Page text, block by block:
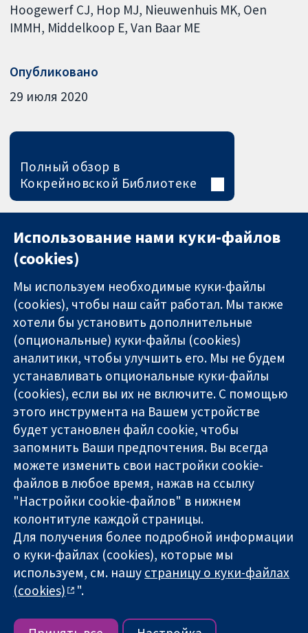
Hoogewerf CJ Hop MJ Nieuwenhuis MK Oen
IMMH Middelkoop E Van Baar ME
Опубликовано
29 июля 2020
Полный обзор в
Кокрейновской Библиотеке
Надёжные
доказательства
Информированные
решения
Во благо
здоровья
11-13 Cavendish
Square
London
W1G 0AN
United Kingdom
Связаться с
нами
Новости
Пресс-
служба
О нас
Работа
Cochrane
Library
The Cochrane Collaboration is a charity (no. 1045921) and a
company limited by guarantee (no. 03044323) registered in
England & Wales. VAT registration number GB 718 2127 49.
Copyright © 2026 The Cochrane Collaboration
ответственности|Конфиденциальность
Использование нами куки-файлов
(cookies)
Мы используем необходимые куки-файлы
(cookies), чтобы наш сайт работал. Мы также
хотели бы установить дополнительные
(опциональные) куки-файлы (cookies)
аналитики, чтобы улучшить его. Мы не будем
устанавливать опциональные куки-файлы
(cookies), если вы их не включите. С помощью
этого инструмента на Вашем устройстве
будет установлен файл cookie, чтобы
запомнить Ваши предпочтения. Вы всегда
можете изменить свои настройки cookie-
файлов в любое время, нажав на ссылку
"Настройки cookie-файлов" в нижнем
колонтитуле каждой страницы.
Для получения более подробной информации
о куки-файлах (cookies), которые мы
используем, см. нашу страницу о куки-файлах
(cookies)
".